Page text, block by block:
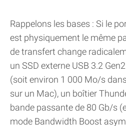
Rappelons les bases : Si le
est physiquement le même
de transfert change
un SSD externe USB 3.2
(soit environ 1 000 Mo/s
sur un Mac), un boîtier
bande passante de 80 Gb/s
mode Bandwidth Boost